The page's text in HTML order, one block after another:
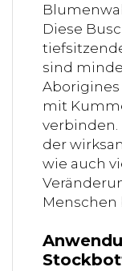
Diese
sind
mit
verbinden.
der
wie auch
Menschen